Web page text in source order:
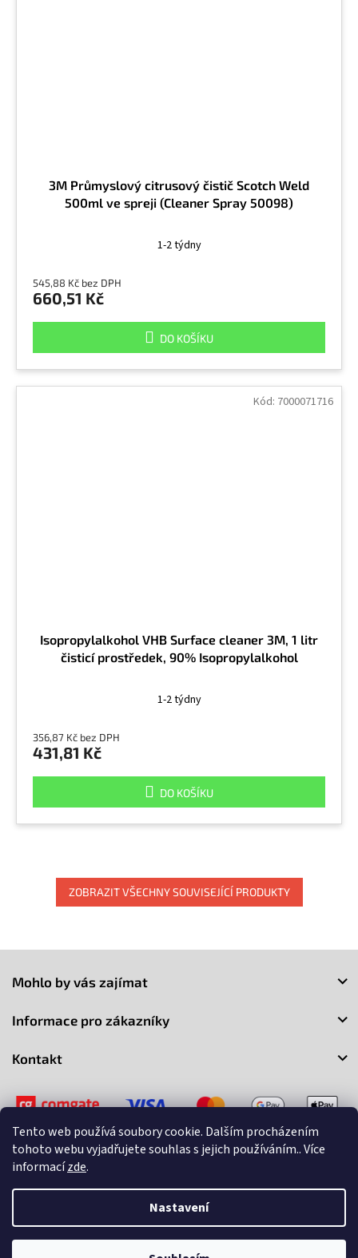
Tento web používá soubory cookie. Dalším procházením
tohoto webu vyjadřujete souhlas s jejich používáním.. Více
informacízde.
Nastavení
3M Průmyslový citrusový čistič Scotch Weld
500ml ve spreji (Cleaner Spray 50098)
1-2 týdny
545,88 Kč bez DPH
660,51 Kč
DO KOŠÍKU
Isopropylalkohol VHB Surface cleaner 3M, 1 litr
čisticí prostředek, 90% Isopropylalkohol
1-2 týdny
356,87 Kč bez DPH
431,81 Kč
DO KOŠÍKU
Kód: 7000071716
ZOBRAZIT VŠECHNY SOUVISEJÍCÍ PRODUKTY
Mohlo by vás zajímat
Informace pro zákazníky
Kontakt
Vytvořil Shoptet
Copyright 2026